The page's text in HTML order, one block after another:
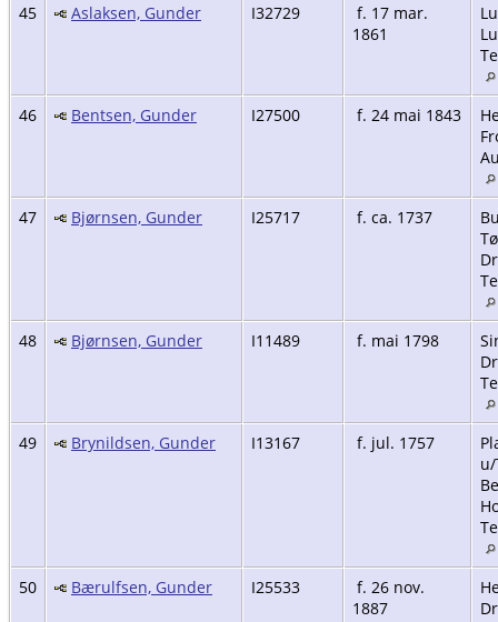
45 Aslaksen, Gunder I32729
f. 17 mar.
1861
46 Bentsen, Gunder I27500 f. 24 mai 1843
47 Bjørnsen, Gunder I25717 f. ca. 1737
48 Bjørnsen, Gunder I11489 f. mai 1798
49 Brynildsen, Gunder I13167 f. jul. 1757
50 Bærulfsen, Gunder I25533
f. 26 nov.
1887